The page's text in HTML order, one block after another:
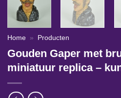
Home » Producten
Gouden Gaper met
miniatuur replica –